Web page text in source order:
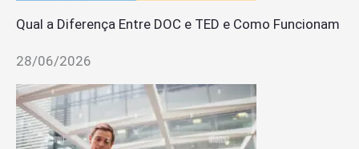
Qual a Diferença Entre DOC e TED e Como Funcionam
28/06/2026